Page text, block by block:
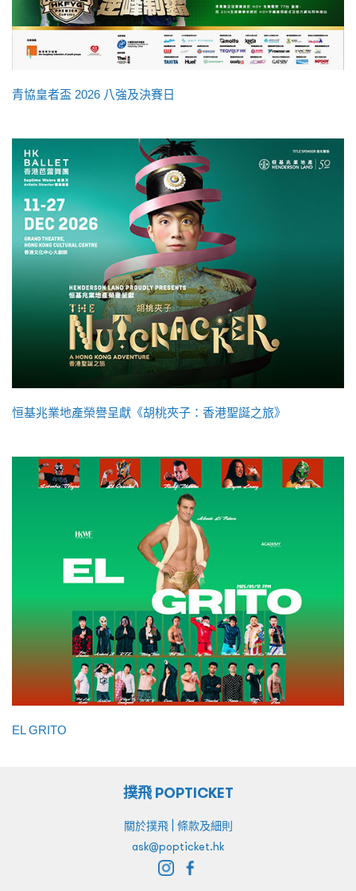
青協皇者盃 2026 八強及決賽日
恒基兆業地產榮譽呈獻《胡桃夾子：香港聖誕之旅》
EL GRITO
撲飛 POPTICKET
關於撲飛| 條款及細則
ask@popticket.hk